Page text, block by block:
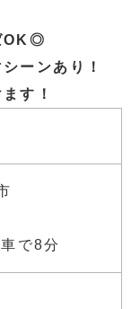
OK◎
ーンあり！
す！
市
で8分